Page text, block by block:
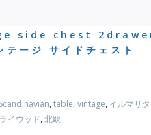
side chest
テージ サイドチェスト
, table, vintage, イルマリ
イウッド, 北欧